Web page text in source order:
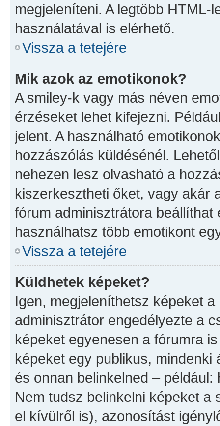
megjeleníteni. A legtöbb
használatával is elérhető.
Vissza a tetejére
Mik azok az emotikonok?
A smiley-k vagy más néven
érzéseket lehet kifejezni.
jelent. A használható
hozzászólás küldésénél.
nehezen lesz olvasható a
kiszerkesztheti őket, vagy akár
fórum adminisztrátora
használhatsz több emotikont
Vissza a tetejére
Küldhetek képeket?
Igen, megjeleníthetsz képeket
adminisztrátor engedélyezte a
képeket egyenesen a fórumra
képeket egy publikus,
és onnan belinkelned –
Nem tudsz belinkelni képeket a
el kívülről is), azonosítást